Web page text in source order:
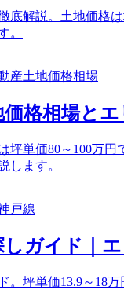
底解説。土地価格
。
産土地価格相場
格相場と
坪単価80～100万
します。
戸線
ガイド｜
。坪単価13.9～18